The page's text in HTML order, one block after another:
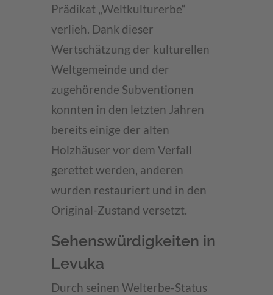
Prädikat „Weltkulturerbe“
verlieh. Dank dieser
Wertschätzung der kulturellen
Weltgemeinde und der
zugehörende Subventionen
konnten in den letzten Jahren
bereits einige der alten
Holzhäuser vor dem Verfall
gerettet werden, anderen
wurden restauriert und in den
Original-Zustand versetzt.
Sehenswürdigkeiten in
Levuka
Durch seinen Welterbe-Status